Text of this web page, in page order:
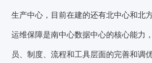
生产中心，目前在建的还有北中心和北
运维保障是南中心数据中心的核心能力
员、制度、流程和工具层面的完善和调